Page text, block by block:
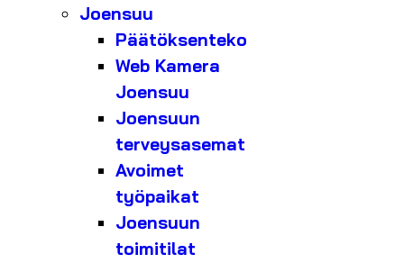
Joensuu
Päätöksenteko
Web Kamera
Joensuu
Joensuun
terveysasemat
Avoimet
työpaikat
Joensuun
toimitilat